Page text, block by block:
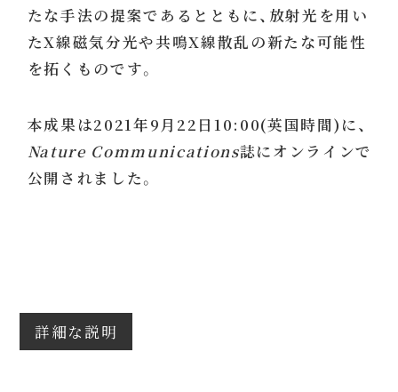
たな手法の提案であるとともに、放射光を用い
たX線磁気分光や共鳴X線散乱の新たな可能性
を拓くものです。
本成果は2021年9月22日10:00(英国時間)に、
Nature Communications誌にオンラインで
公開されました。
詳細な説明